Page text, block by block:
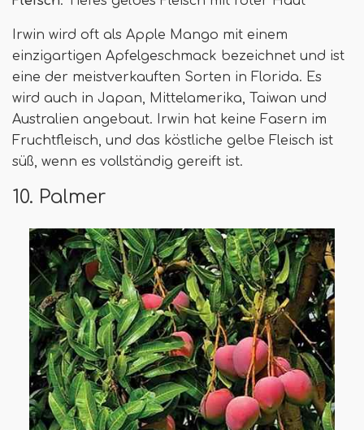
Irwin wird oft als Apple Mango mit einem
einzigartigen Apfelgeschmack bezeichnet und ist
eine der meistverkauften Sorten in Florida. Es
wird auch in Japan, Mittelamerika, Taiwan und
Australien angebaut. Irwin hat keine Fasern im
Fruchtfleisch, und das köstliche gelbe Fleisch ist
süß, wenn es vollständig gereift ist.
10. Palmer